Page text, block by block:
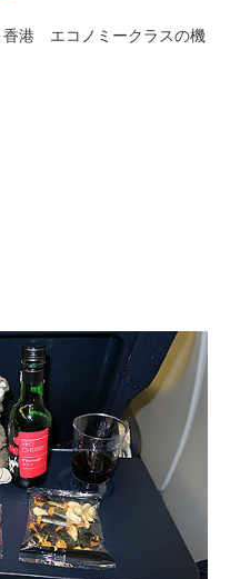
港 エコノミークラスの機